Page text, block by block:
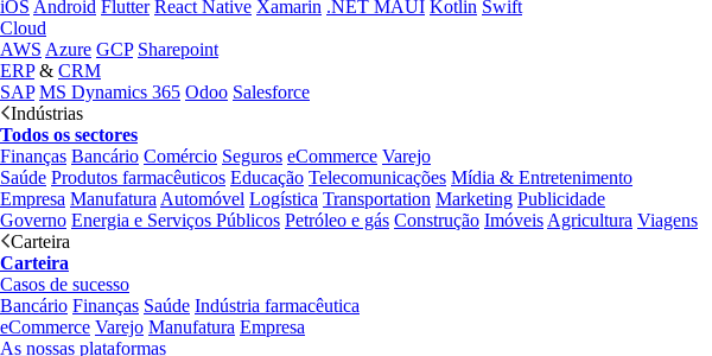
iOS Android Flutter React Native Xamarin .NET MAUI Kotlin Swift
Cloud
AWS Azure GCP Sharepoint
ERP& CRM
SAP MS Dynamics 365 Odoo Salesforce
Indústrias
Todos os sectores
Finanças Bancário Comércio Seguros eCommerce Varejo
Saúde Produtos farmacêuticos Educação Telecomunicações Mídia & Entretenimento
Empresa Manufatura Automóvel Logística Transportation Marketing Publicidade
Governo Energia e Serviços Públicos Petróleo e gás Construção Imóveis Agricultura Viagens
Carteira
Carteira
Casos de sucesso
Bancário Finanças Saúde Indústria farmacêutica
eCommerce Varejo Manufatura Empresa
As nossas plataformas